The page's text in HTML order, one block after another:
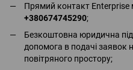
Прямий контакт Enterprise
+380674745290;
Безкоштовна юридична
допомога в подачі заявок
повітряного простору;